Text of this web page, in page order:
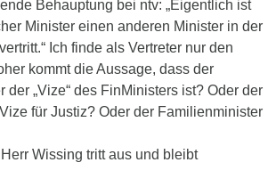
Behauptung bei ntv: „Eigentlich ist
Minister einen anderen Minister in der
Ich finde als Vertreter nur den
kommt die Aussage, dass der
der „Vize“ des FinMinisters ist? Oder der
für Justiz? Oder der Familienminister
Wissing tritt aus und bleibt